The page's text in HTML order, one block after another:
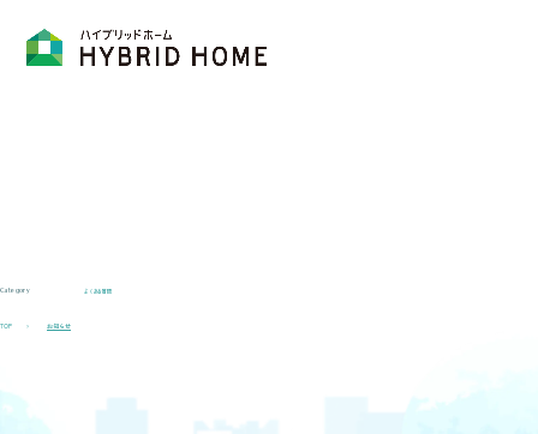
Category よくある質問
TOP お知らせ